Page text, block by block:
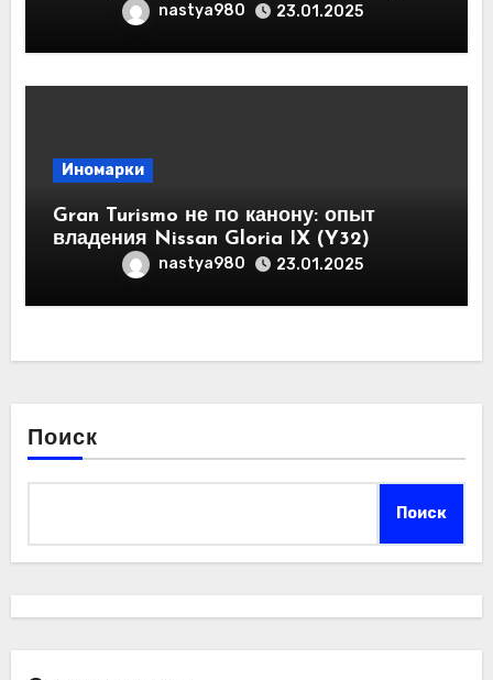
nastya980 23.01.2025
Иномарки
Gran Turismo не по канону: опыт
владения Nissan Gloria IX (Y32)
nastya980 23.01.2025
Поиск
Поиск